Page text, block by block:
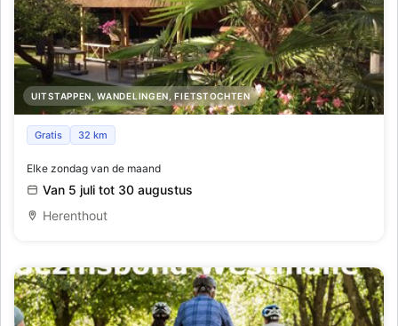
UITSTAPPEN, WANDELINGEN, FIETSTOCHTEN
Hoe zomers kan je zijn....
Gratis 32 km
Elke zondag van de maand
Van 5 juli tot 30 augustus
Herenthout